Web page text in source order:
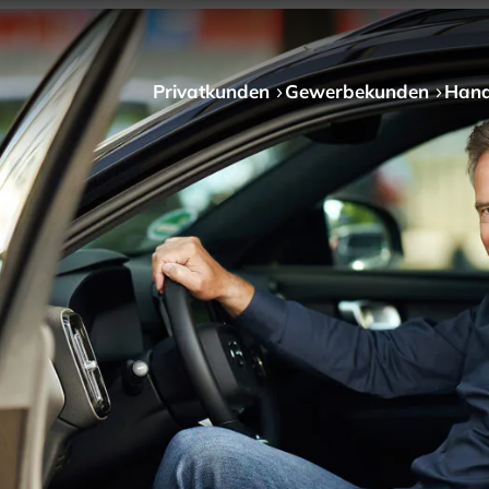
Privat­kunden Gewerbe­kunden